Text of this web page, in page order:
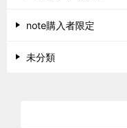
note購入者限定
未分類